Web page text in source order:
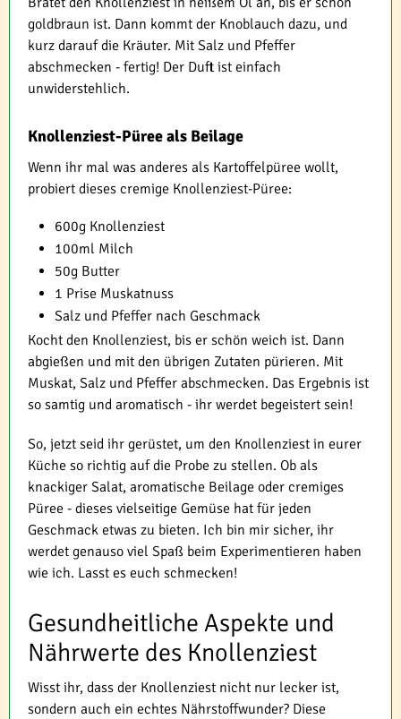
goldbraun ist. Dann kommt der Knoblauch dazu, und
kurz darauf die Kräuter. Mit Salz und Pfeffer
abschmecken - fertig! Der Duft ist einfach
unwiderstehlich.
Knollenziest-Püree als Beilage
Wenn ihr mal was anderes als Kartoffelpüree wollt,
probiert dieses cremige Knollenziest-Püree:
600g Knollenziest
100ml Milch
50g Butter
1 Prise Muskatnuss
Salz und Pfeffer nach Geschmack
Kocht den Knollenziest, bis er schön weich ist. Dann
abgießen und mit den übrigen Zutaten pürieren. Mit
Muskat, Salz und Pfeffer abschmecken. Das Ergebnis ist
so samtig und aromatisch - ihr werdet begeistert sein!
So, jetzt seid ihr gerüstet, um den Knollenziest in eurer
Küche so richtig auf die Probe zu stellen. Ob als
knackiger Salat, aromatische Beilage oder cremiges
Püree - dieses vielseitige Gemüse hat für jeden
Geschmack etwas zu bieten. Ich bin mir sicher, ihr
werdet genauso viel Spaß beim Experimentieren haben
wie ich. Lasst es euch schmecken!
Gesundheitliche Aspekte und
Nährwerte des Knollenziest
Wisst ihr, dass der Knollenziest nicht nur lecker ist,
sondern auch ein echtes Nährstoffwunder? Diese